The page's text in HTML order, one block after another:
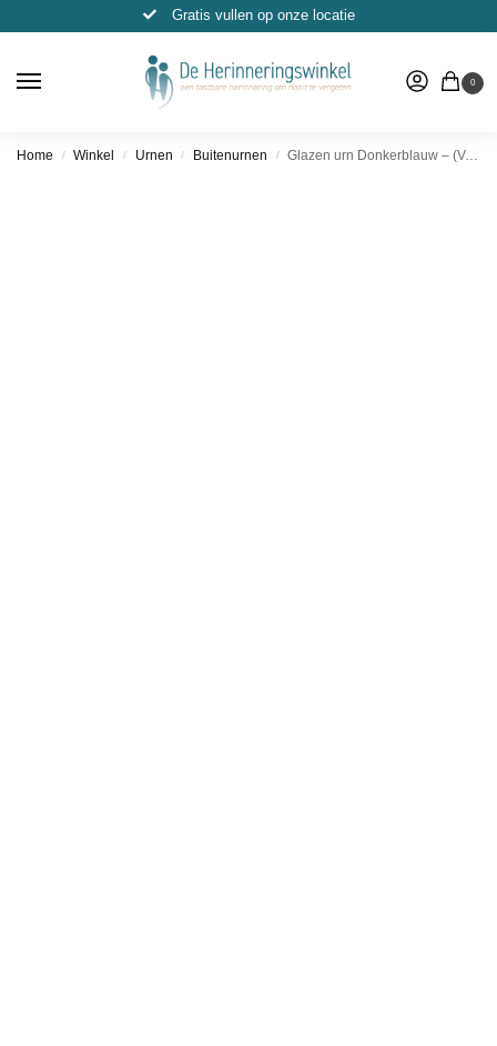
Gratis vullen op onze locatie
0
Home / Winkel / Urnen / Buitenurnen / Glazen urn Donkerblauw – (Verschillende Vormen & Maten)